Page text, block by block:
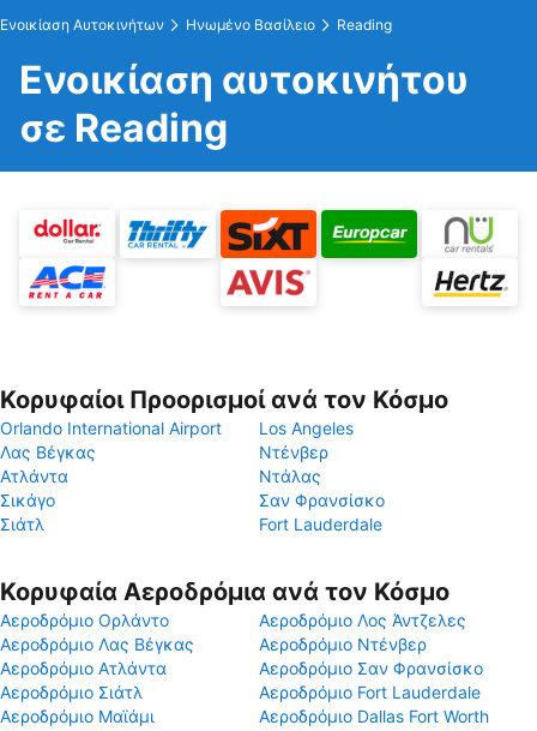
Ενοικίαση Αυτοκινήτων Ηνωμένο Βασίλειο Reading
Ενοικίαση αυτοκινήτου
σε Reading
Κορυφαίοι Προορισμοί ανά τον Κόσμο
Orlando International Airport
Los Angeles
Λας Βέγκας
Ντένβερ
Ατλάντα
Ντάλας
Σικάγο
Σαν Φρανσίσκο
Σιάτλ
Fort Lauderdale
Κορυφαία Αεροδρόμια ανά τον Κόσμο
Αεροδρόμιο Ορλάντο
Αεροδρόμιο Λος Άντζελες
Αεροδρόμιο Λας Βέγκας
Αεροδρόμιο Ντένβερ
Αεροδρόμιο Ατλάντα
Αεροδρόμιο Σαν Φρανσίσκο
Αεροδρόμιο Σιάτλ
Αεροδρόμιο Fort Lauderdale
Αεροδρόμιο Μαϊάμι
Αεροδρόμιο Dallas Fort Worth